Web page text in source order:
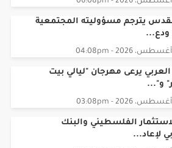
يترجم مسؤوليته المجتمعية
ودع...
العربي يرعى مهرجان "ليالي بيت
و"...
الفلسطيني والبنك
لإعاد...